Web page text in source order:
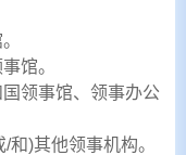
馆。
领事馆、领事办公
和)其他领事机构。